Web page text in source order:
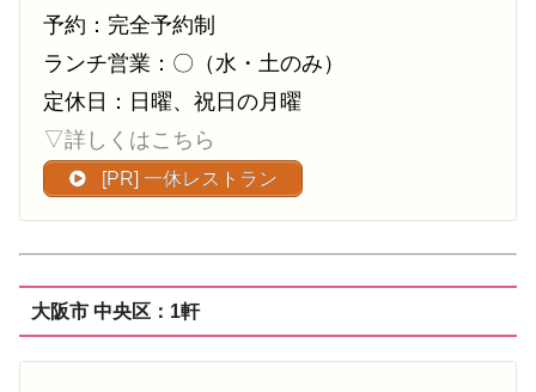
予約：完全予約制
ランチ営業：〇（水・土のみ）
定休日：日曜、祝日の月曜
▽詳しくはこちら
[PR] 一休レストラン
大阪市 中央区：1軒